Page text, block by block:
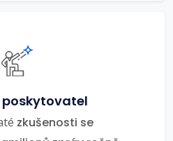
poskytovatel
zkušenosti se